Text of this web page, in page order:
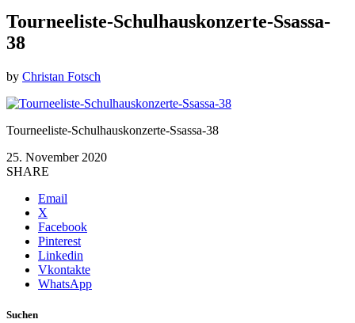
Tourneeliste-Schulhauskonzerte-Ssassa-
38
by Christan Fotsch
Tourneeliste-Schulhauskonzerte-Ssassa-38
25. November 2020
SHARE
Email
X
Facebook
Pinterest
Linkedin
Vkontakte
WhatsApp
Suchen